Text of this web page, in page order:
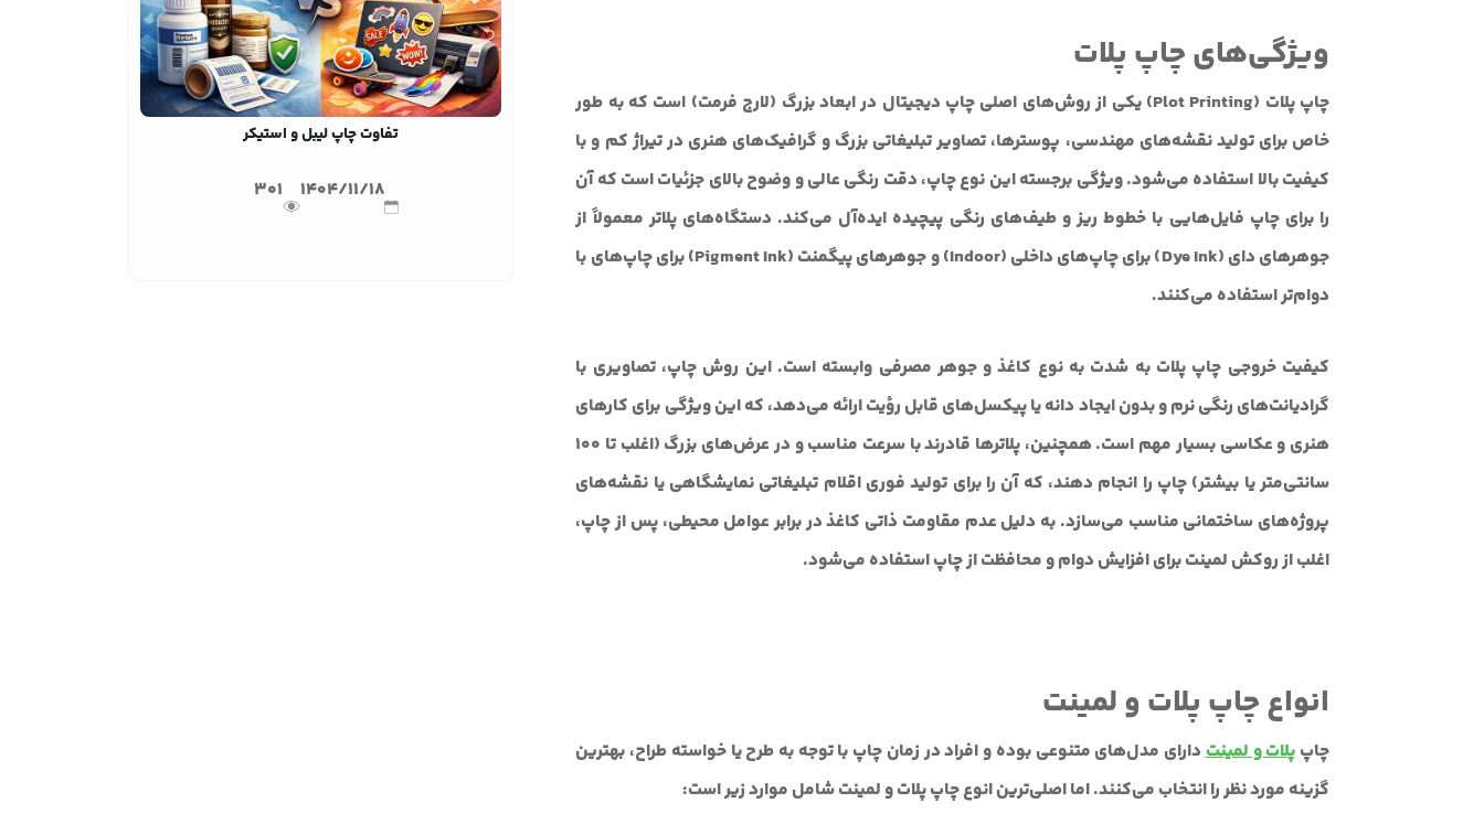
ویژگی‌های چاپ پلات
چاپ پلات (Plot Printing) یکی از روش‌های اصلی چاپ دیجیتال در ابعاد بزرگ (لارج فرمت) است که به طور
خاص برای تولید نقشه‌های مهندسی، پوسترها، تصاویر تبلیغاتی بزرگ و گرافیک‌های هنری در تیراژ کم و با
کیفیت بالا استفاده می‌شود. ویژگی برجسته این نوع چاپ، دقت رنگی عالی و وضوح بالای جزئیات است که آن
را برای چاپ فایل‌هایی با خطوط ریز و طیف‌های رنگی پیچیده ایده‌آل می‌کند. دستگاه‌های پلاتر معمولاً از
جوهرهای دای (Dye Ink) برای چاپ‌های داخلی (Indoor) و جوهرهای پیگمنت (Pigment Ink) برای چاپ‌های با
دوام‌تر استفاده می‌کنند.
کیفیت خروجی چاپ پلات به شدت به نوع کاغذ و جوهر مصرفی وابسته است. این روش چاپ، تصاویری با
گرادیانت‌های رنگی نرم و بدون ایجاد دانه یا پیکسل‌های قابل رؤیت ارائه می‌دهد، که این ویژگی برای کارهای
هنری و عکاسی بسیار مهم است. همچنین، پلاترها قادرند با سرعت مناسب و در عرض‌های بزرگ (اغلب تا ۱۰۰
سانتی‌متر یا بیشتر) چاپ را انجام دهند، که آن را برای تولید فوری اقلام تبلیغاتی نمایشگاهی یا نقشه‌های
پروژه‌های ساختمانی مناسب می‌سازد. به دلیل عدم مقاومت ذاتی کاغذ در برابر عوامل محیطی، پس از چاپ،
اغلب از روکش لمینت برای افزایش دوام و محافظت از چاپ استفاده می‌شود.
انواع چاپ پلات و لمینت
چاپپلات و لمینتدارای مدل‌های متنوعی بوده و افراد در زمان چاپ با توجه به طرح یا خواسته طراح، بهترین
گزینه مورد نظر را انتخاب می‌کنند. اما اصلی‌ترین انوع چاپ پلات و لمینت شامل موارد زیر است:
تفاوت چاپ لیبل و استیکر
1404/11/18
301